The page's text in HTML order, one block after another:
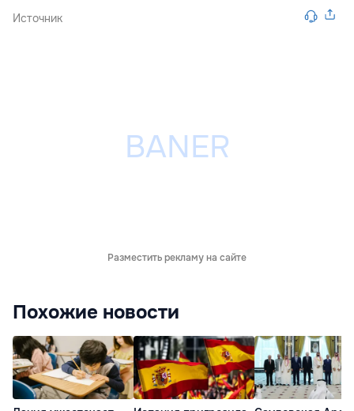
Источник
Разместить рекламу на сайте
Похожие новости